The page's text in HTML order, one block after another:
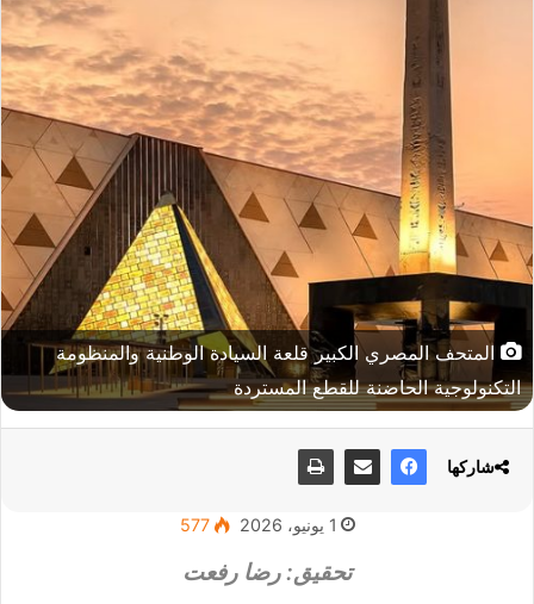
المتحف المصري الكبير قلعة السيادة الوطنية والمنظومة
التكنولوجية الحاضنة للقطع المستردة
1 يونيو، 2026 577
تحقيق: رضا رفعت
شاركها